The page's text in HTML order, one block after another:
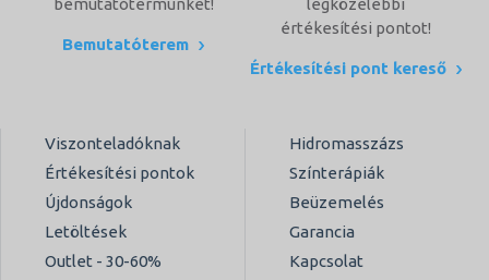
bemutatótermünket!
Bemutatóterem
legközelebbi
értékesítési pontot!
Értékesítési pont kereső
Viszonteladóknak
Értékesítési pontok
Újdonságok
Letöltések
Outlet - 30-60%
Hidromasszázs
Színterápiák
Beüzemelés
Garancia
Kapcsolat